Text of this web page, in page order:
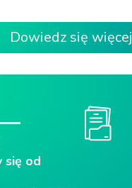
Dowiedz się więcej
się od